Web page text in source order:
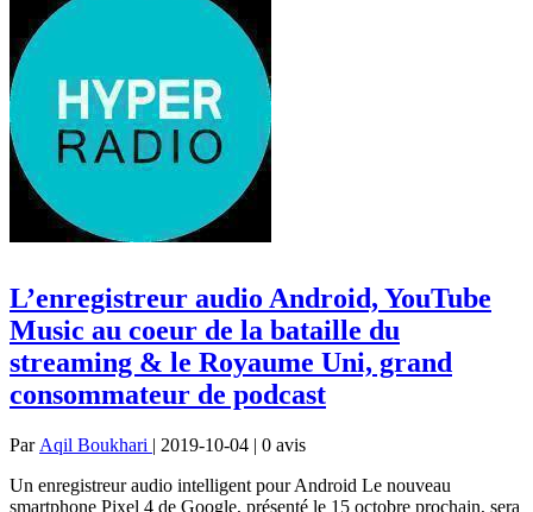
L’enregistreur audio Android, YouTube
Music au coeur de la bataille du
streaming & le Royaume Uni, grand
consommateur de podcast
Par Aqil Boukhari | 2019-10-04 | 0 avis
Un enregistreur audio intelligent pour Android Le nouveau
smartphone Pixel 4 de Google, présenté le 15 octobre prochain, sera